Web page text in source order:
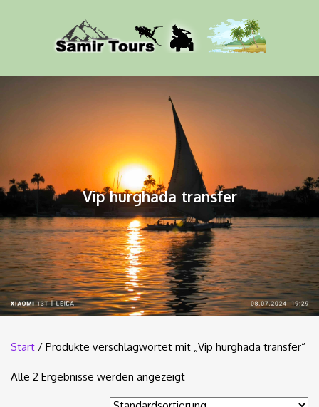
Vip hurghada transfer
Start / Produkte verschlagwortet mit „Vip hurghada transfer“
Alle 2 Ergebnisse werden angezeigt